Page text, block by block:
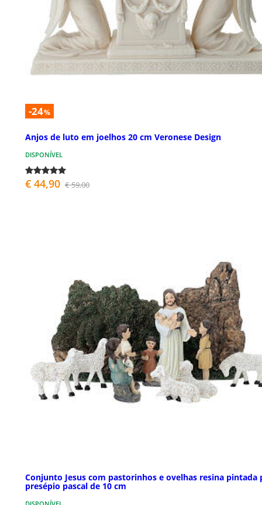
-24%
Anjos de luto em joelhos 20 cm Veronese Design
DISPONÍVEL
€ 44,90 € 59,00
Conjunto Jesus com pastorinhos e ovelhas resina pintada
presépio pascal de 10 cm